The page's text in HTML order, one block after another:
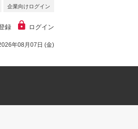
企業向けログイン
録 ログイン
年08月07日 (金)